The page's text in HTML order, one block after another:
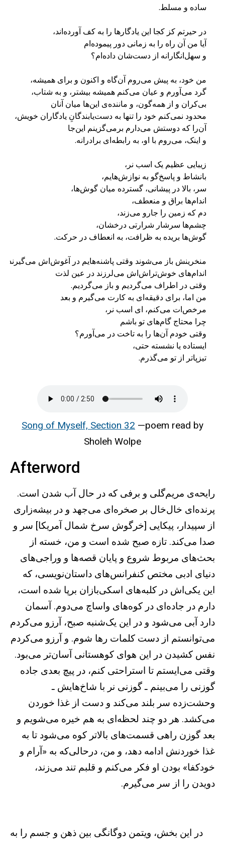
ساده و مسلط.
و اینک، می‌روم با او، به رابطه‌ای برادرانه.
گوش‌ها بریده به ظرافت، به انعطاف در حرکت.
وقتی در اطراف می‌گردیم و باز می‌گردیم.
تیزپاتر از تو می‌گذرم.
Song of Myself, Section 32 —poem read by
Sholeh Wolpe
Afterword
رایحه‌ی مریم‌گلی و برفی که در حال آب شدن است.
پرنده‌ای خال‌خال بر صخره‌ای می‌جهد و در بیشه‌زاری
از سپیدار، پیکایی [خرگوش سرخ شمال آمریکا] سر و
صدا می‌کند. تازه صبح شده است و من، خسته از
بحث‌های مربوط شروع و پایان قصه‌ها و وراجی‌های
دنیای ادبی مختص کنفرانس‌های داستان‌نویسی‌، که
این یکی‌اش در کلبه‌های اسکی‌بازان برپا شده است،
دارم در جاده‌ای در کوه‌های واساچ می‌دوم. آسمان
دارد آبی می‌شود و در این یک‌شنبه صبح، آرزو می‌کردم
می‌توانستم از دست کلمات رها شوم. و آرزو می‌کردم
نفس کشیدن در این هوای کوهستانی آسان‌تر می‌بود.
وقتی می‌ایستم تا استراحتی کنم، در پیچ بعدی جاده
گوزنی را می‌بینم ـ گوزنی نر با شاخ‌هایش ـ
وحشت‌زده سر بلند می‌کند و دست از غذا خوردن
می‌کشد. هر دو چند لحظه‌ای به هم خیره می‌شویم و
بعد گوزن راهی قسمت‌های بالاتر کوه می‌شود تا به
غذا خوردنش ادامه دهد، و من، درحالی‌که به «آرام و
خودکفا» بودن او فکر می‌کنم و قلبم تند می‌زند،
دویدن را از سر می‌گیرم.
در این بخش، ویتمن دوگانگی بین ذهن و جسم را به